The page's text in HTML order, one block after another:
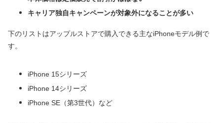
キャリア独自キャンペーンが対象外になることが多い
下のリストはアップルストアで購入できる主なiPhoneモデル例で
す。
iPhone 15シリーズ
iPhone 14シリーズ
iPhone SE（第3世代）など